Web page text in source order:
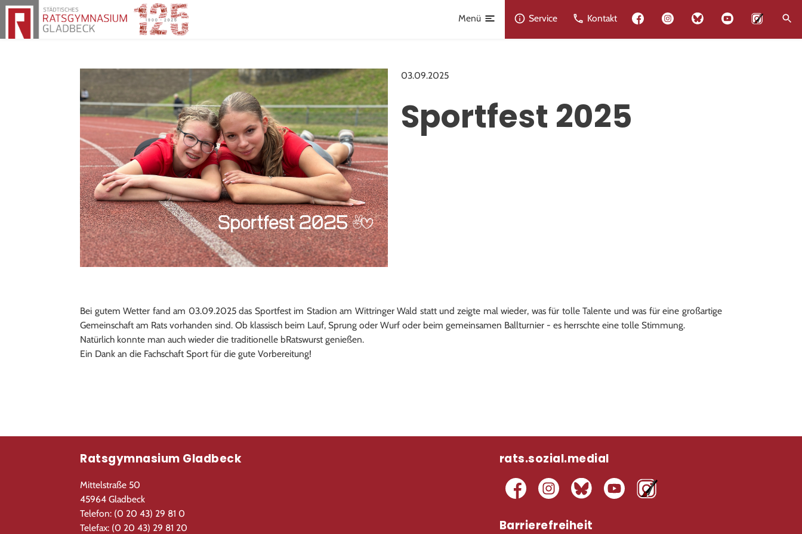
Menü Service Kontakt
03.09.2025
Sportfest 2025
Bei gutem Wetter fand am 03.09.2025 das Sportfest im Stadion am Wittringer Wald statt und zeigte mal wieder, was für tolle Talente und was für eine großartige
Gemeinschaft am Rats vorhanden sind. Ob klassisch beim Lauf, Sprung oder Wurf oder beim gemeinsamen Ballturnier - es herrschte eine tolle Stimmung.
Natürlich konnte man auch wieder die traditionelle bRatswurst genießen.
Ein Dank an die Fachschaft Sport für die gute Vorbereitung!
Ratsgymnasium Gladbeck
Mittelstraße 50
45964 Gladbeck
Telefon: (0 20 43) 29 81 0
Telefax: (0 20 43) 29 81 20
rats.sozial.medial
Barrierefreiheit